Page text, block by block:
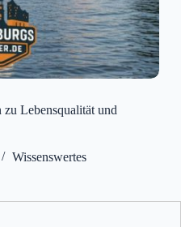
Lebensqualität und
Wissenswertes